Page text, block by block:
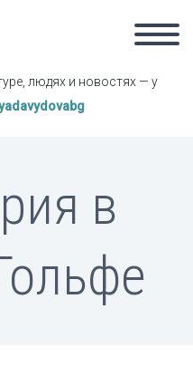
людях и новостях — у
в